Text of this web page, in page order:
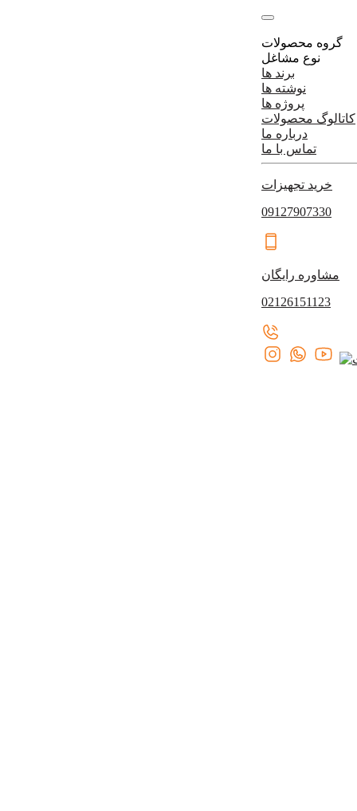
گروه محصولات
نوع مشاغل
برند ها
نوشته ها
پروژه ها
کاتالوگ محصولات
درباره ما
تماس با ما
خرید تجهیزات
09127907330
مشاوره رایگان
02126151123